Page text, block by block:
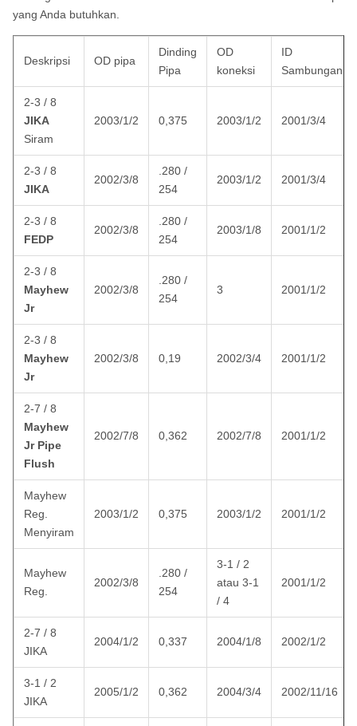
yang Anda butuhkan.
Deskripsi OD pipa
Dinding
Pipa
OD
koneksi
ID
Sambungan
2-3 / 8
JIKA
Siram
2003/1/2 0,375 2003/1/2 2001/3/4
2-3 / 8
JIKA
2002/3/8
.280 /
254
2003/1/2 2001/3/4
2-3 / 8
FEDP
2002/3/8
.280 /
254
2003/1/8 2001/1/2
2-3 / 8
Mayhew
Jr
2002/3/8
.280 /
254
3 2001/1/2
2-3 / 8
Mayhew
Jr
2002/3/8 0,19 2002/3/4 2001/1/2
2-7 / 8
Mayhew
Jr Pipe
Flush
2002/7/8 0,362 2002/7/8 2001/1/2
Mayhew
Reg.
Menyiram
2003/1/2 0,375 2003/1/2 2001/1/2
Mayhew
Reg.
2002/3/8
.280 /
254
3-1 / 2
atau 3-1
/ 4
2001/1/2
2-7 / 8
JIKA
2004/1/2 0,337 2004/1/8 2002/1/2
3-1 / 2
JIKA
2005/1/2 0,362 2004/3/4 2002/11/16